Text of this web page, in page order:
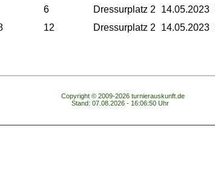
6 Dressurplatz 2 14.05.2023
12 Dressurplatz 2 14.05.2023
Copyright © 2009-2026 turnierauskunft.de
Stand: 07.08.2026 - 16:06:50 Uhr